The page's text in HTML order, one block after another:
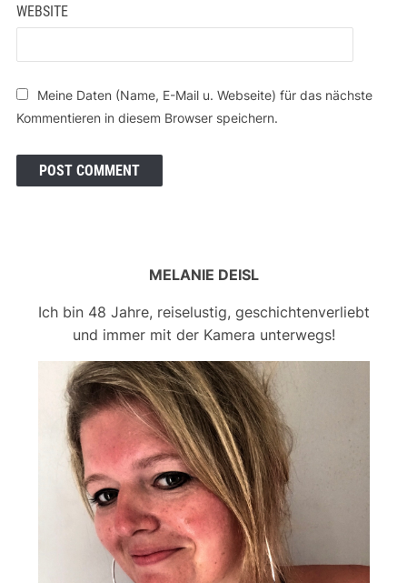
WEBSITE
Meine Daten (Name, E-Mail u. Webseite) für das nächste
Kommentieren in diesem Browser speichern.
MELANIE DEISL
Ich bin 48 Jahre, reiselustig, geschichtenverliebt
und immer mit der Kamera unterwegs!